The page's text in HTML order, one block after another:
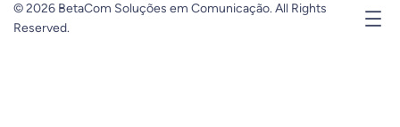
© 2026 BetaCom Soluções em Comunicação. All Rights
Reserved.